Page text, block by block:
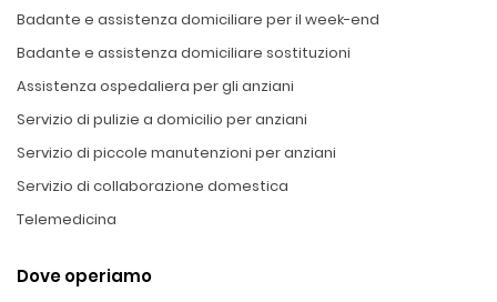
Badante e assistenza domiciliare per il week-end
Badante e assistenza domiciliare sostituzioni
Assistenza ospedaliera per gli anziani
Servizio di pulizie a domicilio per anziani
Servizio di piccole manutenzioni per anziani
Servizio di collaborazione domestica
Telemedicina
Dove operiamo